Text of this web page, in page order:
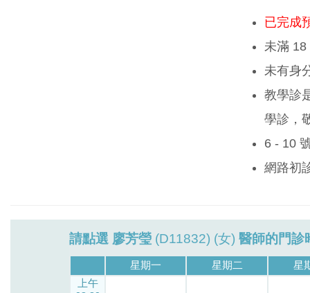
已完成
未滿 18
未有身
教學診
學診，
6 - 10
網路初